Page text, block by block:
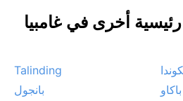
تجلب أجواءً جافة ومنعشة. لا تشهد
ضباباً كثيفاً، لكن العواصف الرعدية
أخرى في غامبيا
Talinding
باكاو
بانجول